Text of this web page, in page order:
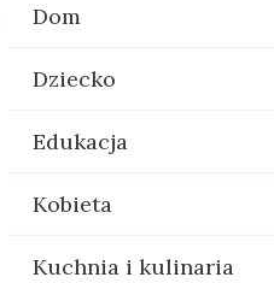
Dom
Dziecko
Edukacja
Kobieta
Kuchnia i kulinaria